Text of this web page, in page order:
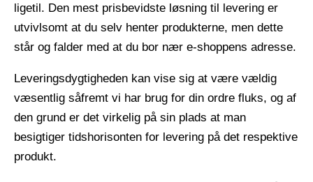
ligetil. Den mest prisbevidste løsning til levering er
utvivlsomt at du selv henter produkterne, men dette
står og falder med at du bor nær e-shoppens adresse.
Leveringsdygtigheden kan vise sig at være vældig
væsentlig såfremt vi har brug for din ordre fluks, og af
den grund er det virkelig på sin plads at man
besigtiger tidshorisonten for levering på det respektive
produkt.